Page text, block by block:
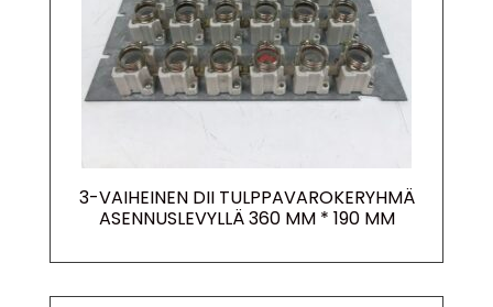
3-VAIHEINEN DII TULPPAVAROKERYHMÄ
ASENNUSLEVYLLÄ 360 MM * 190 MM